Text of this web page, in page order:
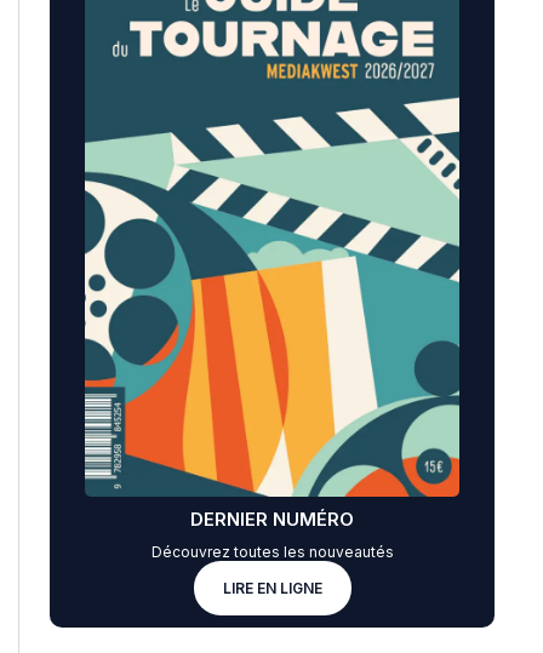
DERNIER NUMÉRO
Découvrez toutes les nouveautés
LIRE EN LIGNE